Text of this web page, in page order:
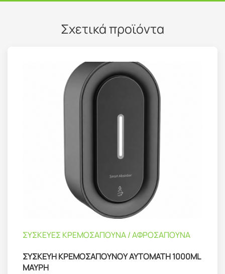
Σχετικά προϊόντα
ΣΥΣΚΕΥΕΣ ΚΡΕΜΟΣΑΠΟΥΝΑ / ΑΦΡΟΣΑΠΟΥΝΑ
ΣΥΣΚΕΥΗ ΚΡΕΜΟΣΑΠΟΥΝΟΥ ΑΥΤΟΜΑΤΗ 1000ML
ΜΑΥΡΗ